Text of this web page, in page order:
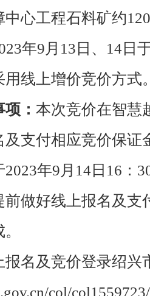
心工程石料矿约
年9月13日、14日
用线上增价竞价方式
： 本次竞价在智慧
及支付相应竞价保证
2023年9月14 日 16：
前做好线上报名及支
名及竞价登录绍兴
col/